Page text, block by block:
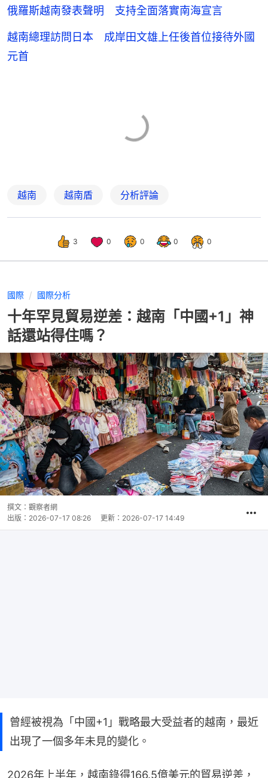
俄羅斯越南發表聲明 支持全面落實南海宣言
越南總理訪問日本 成岸田文雄上任後首位接待外國
元首
越南 越南盾 分析評論
3 0 0 0 0
國際 國際分析
十年罕見貿易逆差：越南「中國+1」神
話還站得住嗎？
撰文： 觀察者網
出版： 2026-07-17 08:26 更新： 2026-07-17 14:49
曾經被視為「中國+1」戰略最大受益者的越南，最近
出現了一個多年未見的變化。
2026年上半年，越南錄得166.5億美元的貿易逆差，